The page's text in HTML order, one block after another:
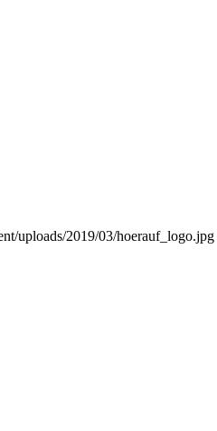
uploads/2019/03/hoerauf_logo.jpg